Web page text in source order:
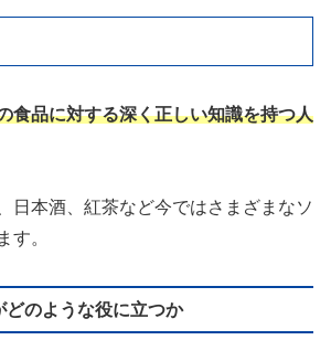
食品に対する深く正しい知識を持つ人
日本酒、紅茶など今ではさまざまなソ
す。
どのような役に立つか